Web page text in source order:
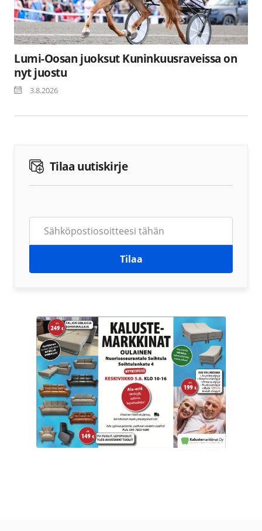
Lumi-Oosan juoksut Kuninkuusraveissa on
nyt juostu
3.8.2026
Tilaa uutiskirje
Tilaa